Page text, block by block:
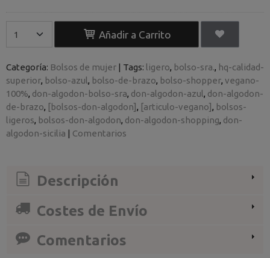
Añadir a Carrito
Categoría: Bolsos de mujer | Tags: ligero bolso-sra. hq-calidad-
superior bolso-azul bolso-de-brazo bolso-shopper vegano-
100% don-algodon-bolso-sra don-algodon-azul
don-algodon-
de-brazo [bolsos-don-algodon] [articulo-vegano]
bolsos-
ligeros bolsos-don-algodon don-algodon-shopping don-
algodon-sicilia | Comentarios
Descripción
Costes de Envío
Comentarios